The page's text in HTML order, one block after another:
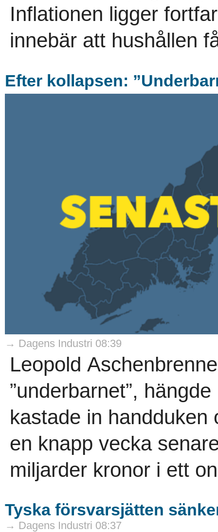
Inflationen ligger
innebär att hushållen
Efter kollapsen:
→ Dagens Industri 08:39
Leopold
”underbarnet”,
kastade in handduken
en knapp vecka
miljarder kronor i ett
Tyska försvarsjätten
→ Dagens Industri 08:37